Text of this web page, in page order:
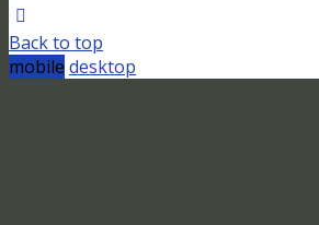
Back to top
mobile desktop